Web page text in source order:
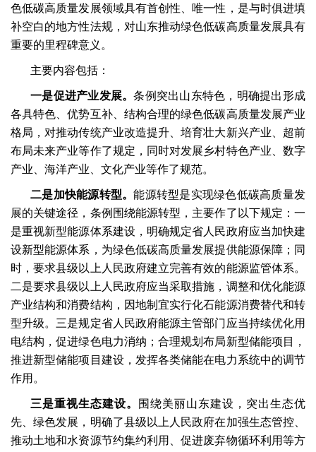
色低碳高质量发展领域具有首创性、唯一性，是与时俱进填
补空白的地方性法规，对山东推动绿色低碳高质量发展具有
重要的里程碑意义。
主要内容包括：
一是促进产业发展。条例突出山东特色，明确提出形成
各具特色、优势互补、结构合理的绿色低碳高质量发展产业
格局，对推动传统产业改造提升、培育壮大新兴产业、超前
布局未来产业等作了规定，同时对发展乡村特色产业、数字
产业、海洋产业、文化产业等作了规范。
二是加快能源转型。能源转型是实现绿色低碳高质量发
展的关键途径，条例围绕能源转型，主要作了以下规定：一
是重视新型能源体系建设，明确规定省人民政府应当加快建
设新型能源体系，为绿色低碳高质量发展提供能源保障；同
时，要求县级以上人民政府建立完善有效的能源监管体系。
二是要求县级以上人民政府应当采取措施，调整和优化能源
产业结构和消费结构，因地制宜实行化石能源消费替代和转
型升级。三是规定省人民政府能源主管部门应当持续优化用
电结构，促进绿色电力消纳；合理规划布局新型储能项目，
推进新型储能项目建设，发挥各类储能在电力系统中的调节
作用。
三是重视生态建设。
围绕美丽山东建设，突出生态优
先、绿色发展，明确了县级以上人民政府在加强生态管控、
推动土地和水资源节约集约利用、促进废弃物循环利用等方